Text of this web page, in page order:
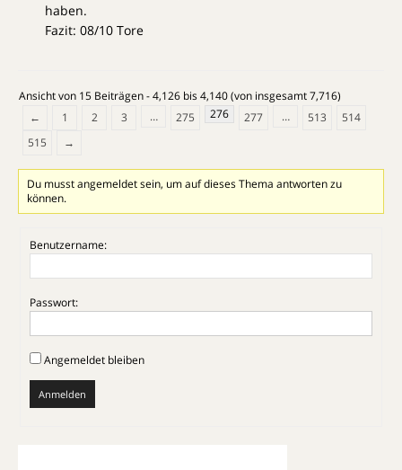
haben.
Fazit: 08/10 Tore
Ansicht von 15 Beiträgen - 4,126 bis 4,140 (von insgesamt 7,716)
←
1 2 3 … 275 276 277 … 513
514
515
→
Du musst angemeldet sein, um auf dieses Thema antworten zu
können.
Benutzername:
Passwort:
Angemeldet bleiben
Anmelden